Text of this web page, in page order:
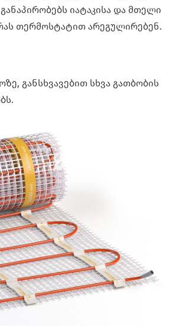
იატაკისა და მთელი
თერმოსტატით არეგულირებენ.
განსხვავებით სხვა გათბობის